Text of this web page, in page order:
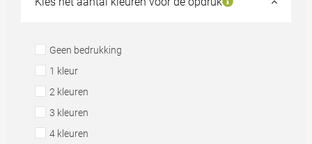
Geen bedrukking
1 kleur
2 kleuren
3 kleuren
4 kleuren